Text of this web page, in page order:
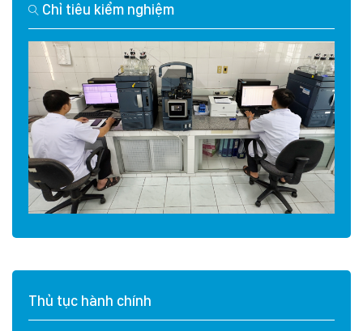
Chỉ tiêu kiểm nghiệm
Thủ tục hành chính